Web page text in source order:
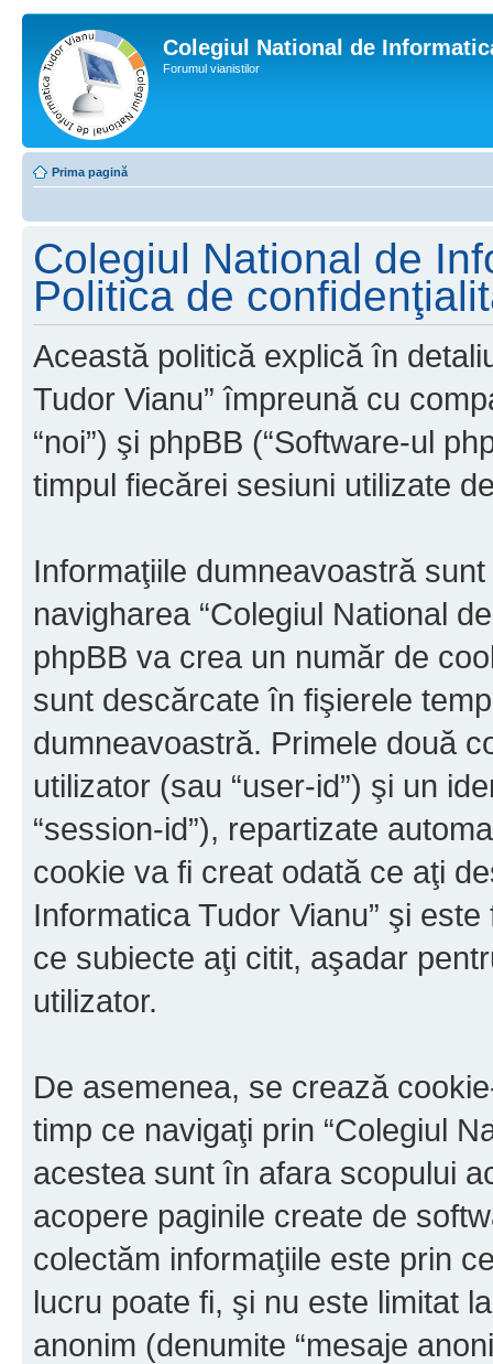
Colegiul National de
Forumul vianistilor
Prima pagină
Colegiul National de
Politica de
Această politică explică în
Tudor Vianu” împreună cu
“noi”) şi phpBB (“Software-ul
timpul fiecărei sesiuni utilizate
Informaţiile dumneavoastră
navigharea “Colegiul National
phpBB va crea un număr de
sunt descărcate în fişierele
dumneavoastră. Primele două
utilizator (sau “user-id”) şi un
“session-id”), repartizate
cookie va fi creat odată ce aţi
Informatica Tudor Vianu” şi
ce subiecte aţi citit, aşadar
utilizator.
De asemenea, se crează
timp ce navigaţi prin “Colegiul
acestea sunt în afara scopului
acopere paginile create de
colectăm informaţiile este prin
lucru poate fi, şi nu este limitat
anonim (denumite “mesaje